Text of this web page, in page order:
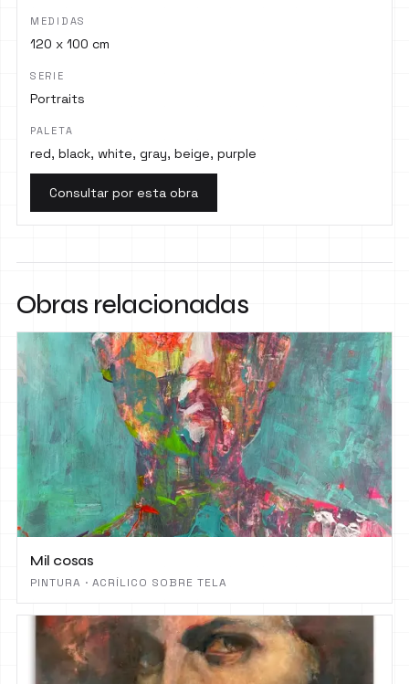
MEDIDAS
120 x 100 cm
SERIE
Portraits
PALETA
red, black, white, gray, beige, purple
Consultar por esta obra
Obras relacionadas
Mil cosas
PINTURA · ACRÍLICO SOBRE TELA